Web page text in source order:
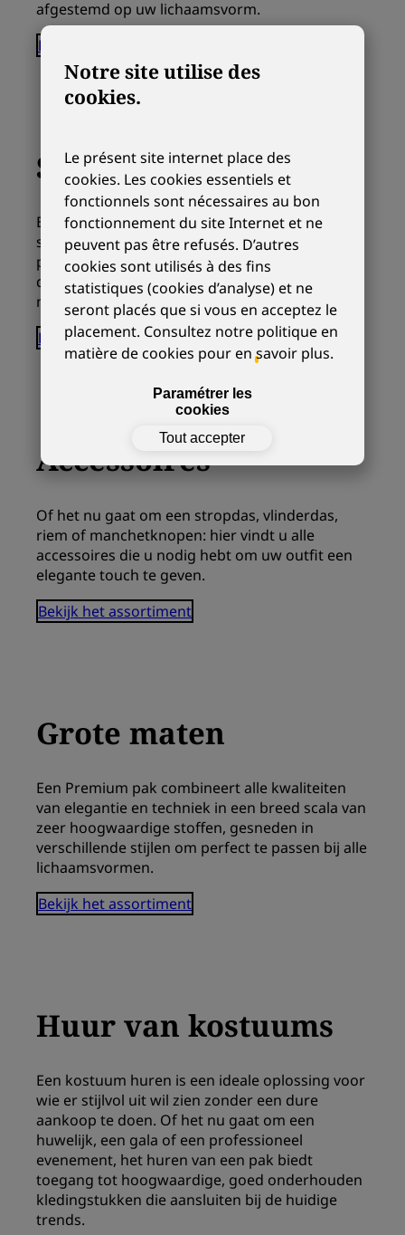
afgestemd op uw lichaamsvorm.
Bekijk het assortiment
Schoenen
Elegant en gedistingeerd, de nieuwe
schoenencollectie van Paulo Bellini vormt een
perfecte aanvulling op uw kostuum of broek
dankzij de hoogwaardige materialen en
moderne stijl, die aan hoge eisen voldoen.
Bekijk het assortiment
Accessoires
Of het nu gaat om een ​​stropdas, vlinderdas,
riem of manchetknopen: hier vindt u alle
accessoires die u nodig hebt om uw outfit een
elegante touch te geven.
Bekijk het assortiment
Grote maten
Een Premium pak combineert alle kwaliteiten
van elegantie en techniek in een breed scala van
zeer hoogwaardige stoffen, gesneden in
verschillende stijlen om perfect te passen bij alle
lichaamsvormen.
Bekijk het assortiment
Huur van kostuums
Een kostuum huren is een ideale oplossing voor
wie er stijlvol uit wil zien zonder een dure
aankoop te doen. Of het nu gaat om een ​​
huwelijk, een gala of een professioneel
evenement, het huren van een pak biedt
toegang tot hoogwaardige, goed onderhouden
kledingstukken die aansluiten bij de huidige
trends.
Notre site utilise des
cookies.
Le présent site internet place des
cookies. Les cookies essentiels et
fonctionnels sont nécessaires au bon
fonctionnement du site Internet et ne
peuvent pas être refusés. D’autres
cookies sont utilisés à des fins
statistiques (cookies d’analyse) et ne
seront placés que si vous en acceptez le
placement. Consultez notre politique en
matière de cookies pour en savoir plus.
Paramétrer les
cookies
Tout accepter